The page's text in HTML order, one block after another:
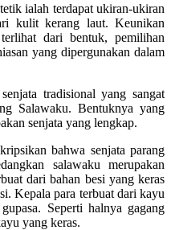
ialah terdapat ukiran-ukiran
kulit kerang laut. Keunikan
dari bentuk, pemilihan
yang dipergunakan dalam
tradisional yang sangat
Salawaku. Bentuknya yang
senjata yang lengkap.
bahwa senjata parang
salawaku merupakan
dari bahan besi yang keras
Kepala para terbuat dari kayu
Seperti halnya gagang
yang keras.